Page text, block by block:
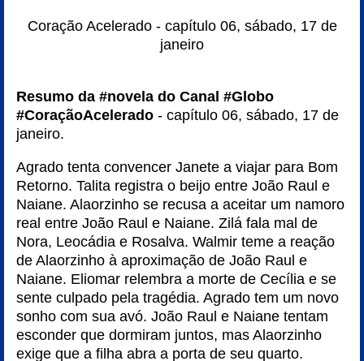
Coração Acelerado - capítulo 06, sábado, 17 de
janeiro
Resumo da #novela do Canal #Globo
#CoraçãoAcelerado - capítulo 06, sábado, 17 de
janeiro.
Agrado tenta convencer Janete a viajar para Bom
Retorno. Talita registra o beijo entre João Raul e
Naiane. Alaorzinho se recusa a aceitar um namoro
real entre João Raul e Naiane. Zilá fala mal de
Nora, Leocádia e Rosalva. Walmir teme a reação
de Alaorzinho à aproximação de João Raul e
Naiane. Eliomar relembra a morte de Cecília e se
sente culpado pela tragédia. Agrado tem um novo
sonho com sua avó. João Raul e Naiane tentam
esconder que dormiram juntos, mas Alaorzinho
exige que a filha abra a porta de seu quarto.